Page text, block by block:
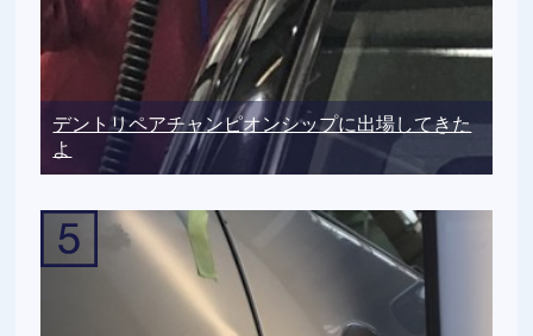
デントリペアチャンピオンシップに出場してきた
よ